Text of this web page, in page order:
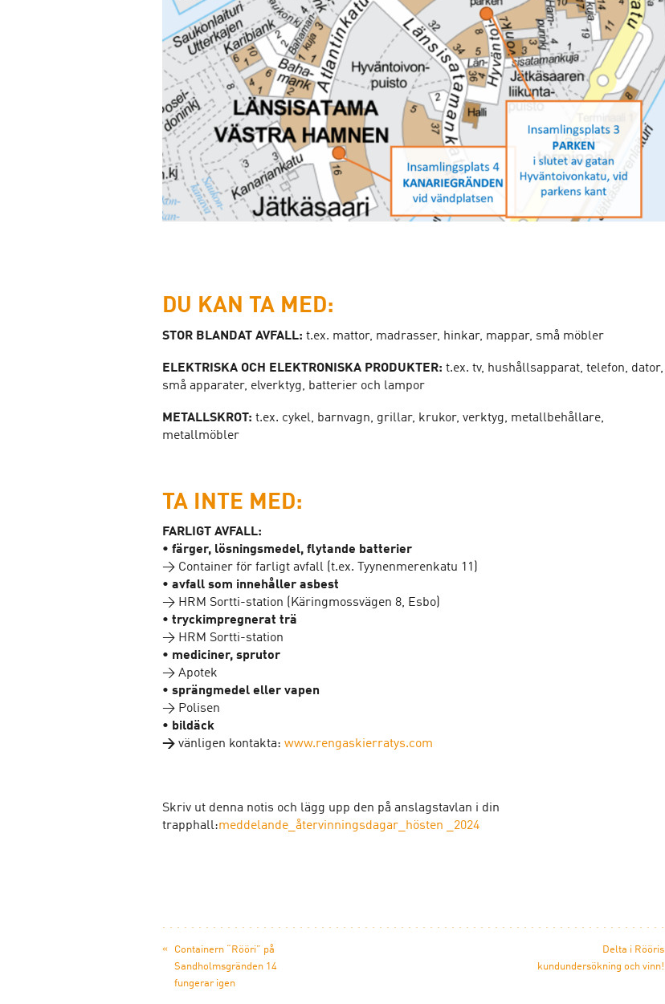
DU KAN TA MED:
STOR BLANDAT AVFALL: t.ex. mattor, madrasser, hinkar, mappar, små möbler
ELEKTRISKA OCH ELEKTRONISKA PRODUKTER: t.ex. tv, hushållsapparat, telefon, dator,
små apparater, elverktyg, batterier och lampor
METALLSKROT: t.ex. cykel, barnvagn, grillar, krukor, verktyg, metallbehållare,
metallmöbler
TA INTE MED:
FARLIGT AVFALL:
• färger, lösningsmedel, flytande batterier
→ Container för farligt avfall (t.ex. Tyynenmerenkatu 11)
• avfall som innehåller asbest
→ HRM Sortti-station (Käringmossvägen 8, Esbo)
• tryckimpregnerat trä
→ HRM Sortti-station
• mediciner, sprutor
→ Apotek
• sprängmedel eller vapen
→ Polisen
• bildäck
→ vänligen kontakta: www.rengaskierratys.com
Skriv ut denna notis och lägg upp den på anslagstavlan i din
trapphall:meddelande_återvinningsdagar_hösten _2024
«
Containern “Rööri” på
Sandholmsgränden 14
fungerar igen
Delta i Rööris
kundundersökning och vinn!